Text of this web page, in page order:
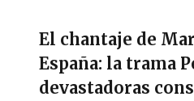
El chantaje de
España: la trama
devastadoras